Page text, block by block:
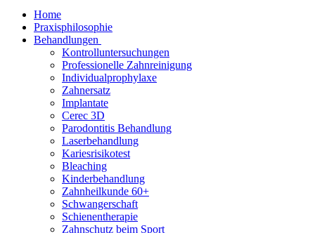
Home
Praxisphilosophie
Behandlungen
Kontrolluntersuchungen
Professionelle Zahnreinigung
Individualprophylaxe
Zahnersatz
Implantate
Cerec 3D
Parodontitis Behandlung
Laserbehandlung
Kariesrisikotest
Bleaching
Kinderbehandlung
Zahnheilkunde 60+
Schwangerschaft
Schienentherapie
Zahnschutz beim Sport